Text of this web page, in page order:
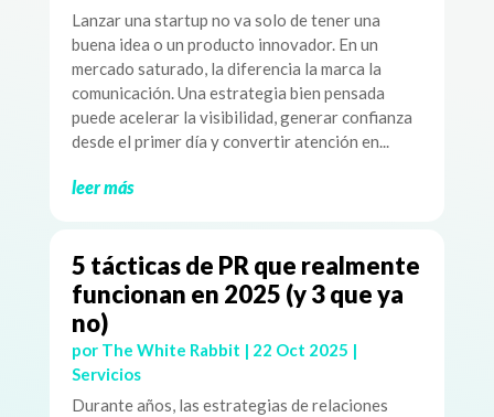
Lanzar una startup no va solo de tener una
buena idea o un producto innovador. En un
mercado saturado, la diferencia la marca la
comunicación. Una estrategia bien pensada
puede acelerar la visibilidad, generar confianza
desde el primer día y convertir atención en...
leer más
5 tácticas de PR que realmente
funcionan en 2025 (y 3 que ya
no)
por The White Rabbit | 22 Oct 2025 |
Servicios
Durante años, las estrategias de relaciones